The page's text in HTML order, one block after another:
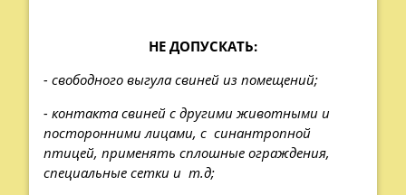
НЕ ДОПУСКАТЬ:
- свободного выгула свиней из помещений;
- контакта свиней с другими животными и
посторонними лицами, с синантропной
птицей, применять сплошные ограждения,
специальные сетки и т.д;